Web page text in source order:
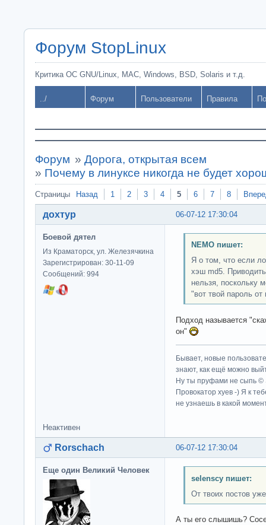
Форум StopLinux
Критика ОС GNU/Linux, MAC, Windows, BSD, Solaris и т.д.
../ Форум Пользователи Правила
Форум » Дорога, открытая всем
» Почему в линуксе никогда не будет
Страницы Назад 1 2 3 4 5 6 7 8
06-07-12 17:30:04
дохтур
Боевой дятел
Из Краматорск, ул. Железячкина
Зарегистрирован: 30-11-09
Сообщений: 994
NEMO пишет:
Я о том, что если
хэш md5.
нельзя, поскольку
"вот твой пароль от
Подход называется
он"
Бывает, новые
знают, как ещё можно
Ну ты пруфами не сыпь ©
Провокатор хуев -) Я к
не узнаешь в какой
Неактивен
06-07-12 17:30:04
Rorschach
Еще один Великий Человек
selenscy пишет:
От твоих постов
А ты его слышишь?